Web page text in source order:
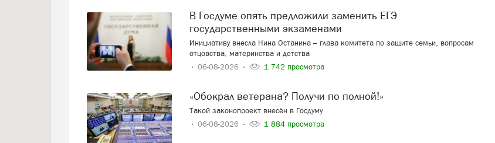
В Госдуме опять предложили заменить ЕГЭ
государственными экзаменами
Инициативу внесла Нина Останина – глава комитета по защите семьи, вопросам
отцовства, материнства и детства
06-08-2026
1 742 просмотра
«Обокрал ветерана? Получи по полной!»
Такой законопроект внесён в Госдуму
06-08-2026
1 884 просмотра